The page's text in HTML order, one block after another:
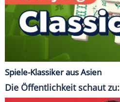
Spiele-Klassiker aus Asien
Die Öffentlichkeit schaut zu: